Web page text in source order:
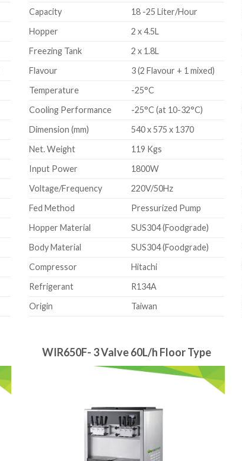
Capacity
18 -25 Liter/Hour
Hopper
2 x 4.5L
Freezing Tank
2 x 1.8L
Flavour
3 (2 Flavour + 1 mixed)
Temperature
-25°C
Cooling Performance
-25°C (at 10-32°C)
Dimension (mm)
540 x 575 x 1370
Net. Weight
119 Kgs
Input Power
1800W
Voltage/Frequency
220V/50Hz
Fed Method
Pressurized Pump
Hopper Material
SUS304 (Foodgrade)
Body Material
SUS304 (Foodgrade)
Compressor
Hitachi
Refrigerant
R134A
Origin
Taiwan
WIR650F- 3 Valve 60L/h Floor Type